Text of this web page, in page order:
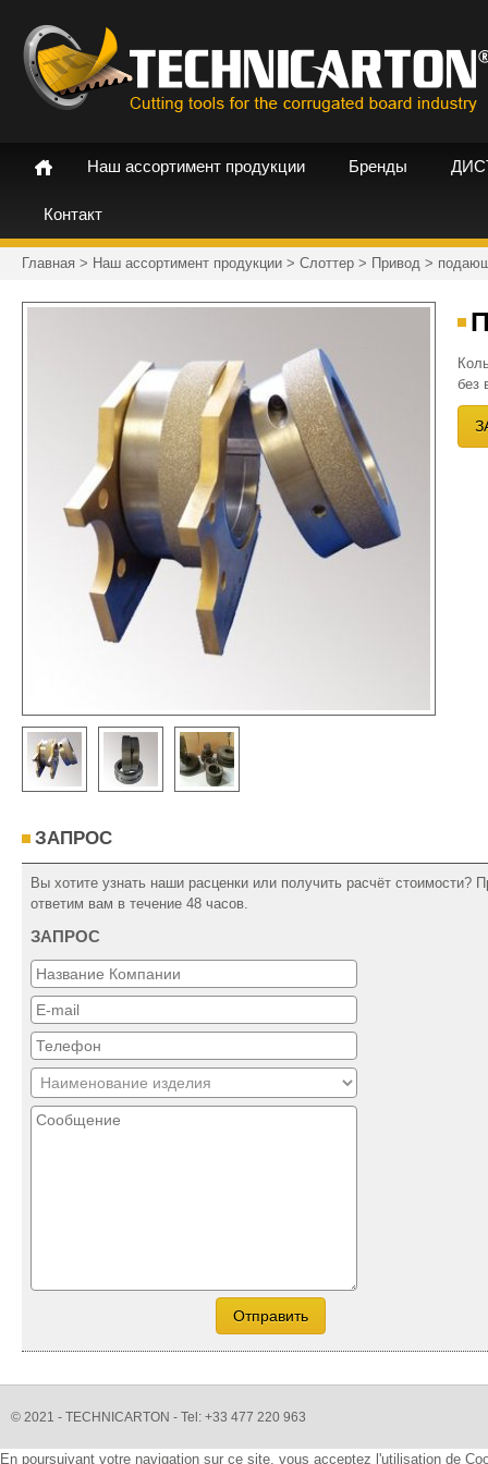
Наш ассортимент продукции Бренды
Контакт
Главная > Наш ассортимент продукции > Слоттер > Привод >
без
ЗАПРОС
Вы хотите узнать наши расценки или получить расчёт стоимости?
ответим вам в течение 48 часов.
ЗАПРОС
© 2021 - TECHNICARTON - Tel: +33 477 220 963
En poursuivant votre navigation sur ce site, vous acceptez l'utilisation de